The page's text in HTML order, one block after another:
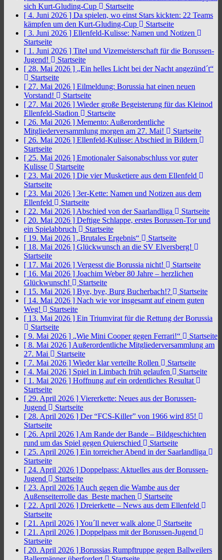
sich Kurt-Gluding-Cup
Startseite
[ 4. Juni 2026 ] Da spielen, wo einst Stars kickten: 22 Teams
kämpfen um den Kurt-Gluding-Cup
Startseite
[ 3. Juni 2026 ] Ellenfeld-Kulisse: Namen und Notizen
Startseite
[ 1. Juni 2026 ] Titel und Vizemeisterschaft für die Borussen-
Jugend!
Startseite
[ 28. Mai 2026 ] „Ein helles Licht bei der Nacht angezünd´t“
Startseite
[ 27. Mai 2026 ] Eilmeldung: Borussia hat einen neuen
Vorstand!
Startseite
[ 27. Mai 2026 ] Wieder große Begeisterung für das Kleinod
Ellenfeld-Stadion
Startseite
[ 26. Mai 2026 ] Memento: Außerordentliche
Mitgliederversammlung morgen am 27. Mai!
Startseite
[ 26. Mai 2026 ] Ellenfeld-Kulisse: Abschied in Bildern
Startseite
[ 25. Mai 2026 ] Emotionaler Saisonabschluss vor guter
Kulisse
Startseite
[ 23. Mai 2026 ] Die vier Musketiere aus dem Ellenfeld
Startseite
[ 23. Mai 2026 ] 3er-Kette: Namen und Notizen aus dem
Ellenfeld
Startseite
[ 22. Mai 2026 ] Abschied von der Saarlandliga
Startseite
[ 20. Mai 2026 ] Deftige Schlappe, erstes Borussen-Tor und
ein Spielabbruch
Startseite
[ 19. Mai 2026 ] „Brutales Ergebnis“
Startseite
[ 18. Mai 2026 ] Glückwunsch an die SV Elversberg!
Startseite
[ 17. Mai 2026 ] Vergesst die Borussia nicht!
Startseite
[ 16. Mai 2026 ] Joachim Weber 80 Jahre – herzlichen
Glückwunsch!
Startseite
[ 15. Mai 2026 ] Bye, bye, Burg Bucherbach!?
Startseite
[ 14. Mai 2026 ] Nach wie vor insgesamt auf einem guten
Weg!
Startseite
[ 13. Mai 2026 ] Ein Triumvirat für die Rettung der Borussia
Startseite
[ 9. Mai 2026 ] „Wie Mini Cooper gegen Ferrari!“
Startseite
[ 8. Mai 2026 ] Außerordentliche Mitgliederversammlung am
27. Mai
Startseite
[ 7. Mai 2026 ] Wieder klar verteilte Rollen
Startseite
[ 4. Mai 2026 ] Spiel in Limbach früh gelaufen
Startseite
[ 1. Mai 2026 ] Hoffnung auf ein ordentliches Resultat
Startseite
[ 29. April 2026 ] Viererkette: Neues aus der Borussen-
Jugend
Startseite
[ 28. April 2026 ] Der “FCS-Killer” von 1966 wird 85!
Startseite
[ 26. April 2026 ] Am Rande der Bande – Bildgeschichten
rund um das Spiel gegen Quierschied
Startseite
[ 25. April 2026 ] Ein torreicher Abend in der Saarlandliga
Startseite
[ 24. April 2026 ] Doppelpass: Aktuelles aus der Borussen-
Jugend
Startseite
[ 23. April 2026 ] Auch gegen die Wambe aus der
Außenseiterrolle das Beste machen
Startseite
[ 22. April 2026 ] Dreierkette – News aus dem Ellenfeld
Startseite
[ 21. April 2026 ]You´ll never walk alone
Startseite
[ 21. April 2026 ] Doppelpass mit der Borussen-Jugend
Startseite
[ 20. April 2026 ] Borussias Rumpftruppe gegen Ballweilers